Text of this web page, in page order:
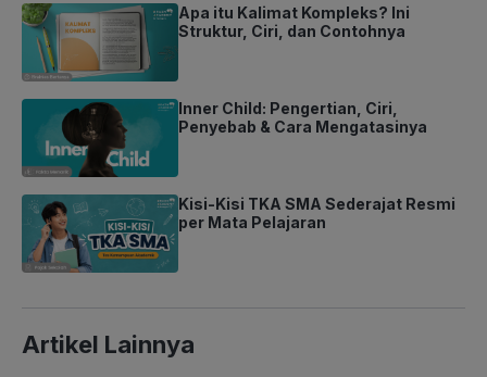
Apa itu Kalimat Kompleks? Ini
Struktur, Ciri, dan Contohnya
Inner Child: Pengertian, Ciri,
Penyebab & Cara Mengatasinya
Kisi-Kisi TKA SMA Sederajat Resmi
per Mata Pelajaran
Artikel Lainnya